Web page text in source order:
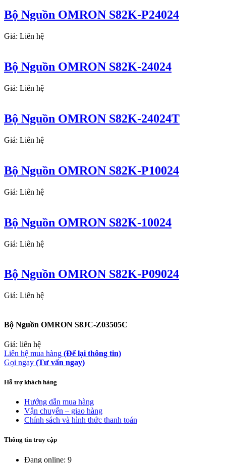
Bộ Nguồn OMRON S82K-P24024
Giá: Liên hệ
Bộ Nguồn OMRON S82K-24024
Giá: Liên hệ
Bộ Nguồn OMRON S82K-24024T
Giá: Liên hệ
Bộ Nguồn OMRON S82K-P10024
Giá: Liên hệ
Bộ Nguồn OMRON S82K-10024
Giá: Liên hệ
Bộ Nguồn OMRON S82K-P09024
Giá: Liên hệ
Bộ Nguồn OMRON S8JC-Z03505C
Giá: liên hệ
Liên hệ mua hàng (Để lại thông tin)
Gọi ngay (Tư vấn ngay)
Hỗ trợ khách hàng
Hướng dẫn mua hàng
Vận chuyển – giao hàng
Chính sách và hình thức thanh toán
Thông tin truy cập
Đang online: 9